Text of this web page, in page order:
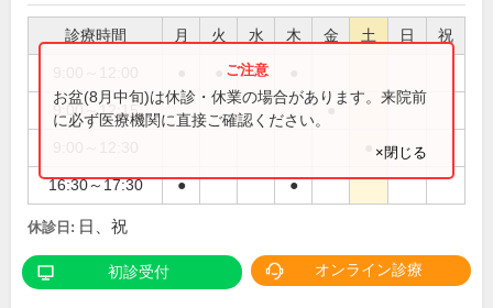
診療時間 月 火 水 木 金 土 日 祝
●
9:00～12:15 ●
16:30～17:30 ● ●
お盆(8月中旬)は休診・休業の場合があります。来院前
に必ず医療機関に直接ご確認ください。
×閉じる
休診日: 日、祝
初診受付 オンライン診療